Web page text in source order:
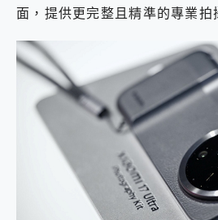
面，提供更完整且精準的專業拍